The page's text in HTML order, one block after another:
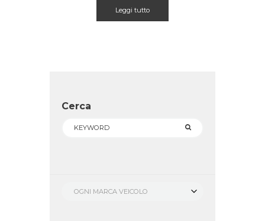
Leggi tutto
Cerca
OGNI MARCA VEICOLO